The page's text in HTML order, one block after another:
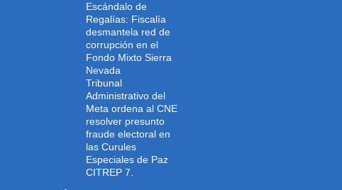
Escándalo de
Regalías: Fiscalía
desmantela red de
corrupción en el
Fondo Mixto Sierra
Nevada
Tribunal
Administrativo del
Meta ordena al CNE
resolver presunto
fraude electoral en
las Curules
Especiales de Paz
CITREP 7.